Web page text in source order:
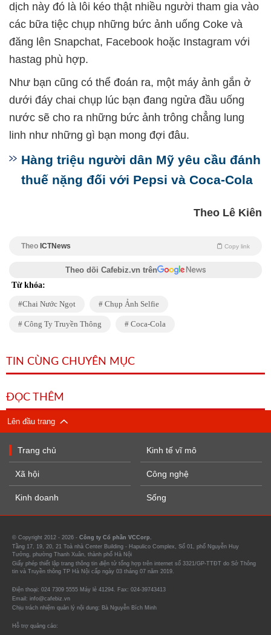
dịch này đó là lôi kéo thật nhiều người tham gia vào
các bữa tiệc chụp những bức ảnh uống Coke và
đăng lên Snapchat, Facebook hoặc Instagram với
hastag phù hợp.
Như bạn cũng có thể đoán ra, một máy ảnh gắn ở
dưới đáy chai chụp lúc bạn đang ngửa đầu uống
nước sẽ cho ra những bức ảnh trông chẳng lung
linh như những gì bạn mong đợi đâu.
Hàng triệu người dân Mỹ yêu cầu đánh
thuế nặng đối với Pepsi và Coca-Cola
Theo Lê Kiên
Theo ICTNews Copy link
Theo dõi Cafebiz.vn trên
Từ khóa:
Chai Nước Ngọt Chụp Ảnh Selfie
Công Ty Truyền Thông Coca-Cola
TIN CÙNG CHUYÊN MỤC
ĐỌC THÊM
Lên đầu trang
Trang chủ
Xã hội
Kinh doanh
Kinh tế vĩ mô
Công nghệ
Sống
© Copyright 2012 - 2026 - Công ty Cổ phần VCCorp.
Tầng 17, 19, 20, 21 Toà nhà Center Building - Hapulico Complex, Số 01, phố Nguyễn Huy
Tưởng, phường Thanh Xuân, thành phố Hà Nội
Giấy phép thiết lập trang thông tin điện tử tổng hợp trên internet số 3321/GP-TTĐT do Sở Thông
tin và Truyền thông TP Hà Nội cấp ngày 03 tháng 07 năm 2019.
Điện thoại: 024 7309 5555 Máy lẻ 41294. Fax: 024-39743413
Email: info@cafebiz.vn
Chịu trách nhiệm quản lý nội dung: Bà Nguyễn Bích Minh
Hỗ trợ quảng cáo: